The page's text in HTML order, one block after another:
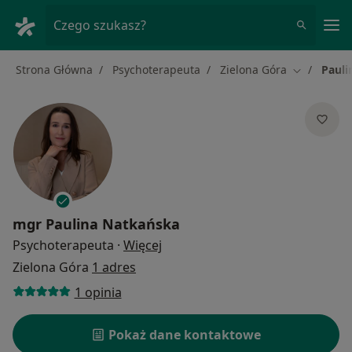
Czego szukasz?
Strona Główna Psychoterapeuta Zielona Góra Zmień
mgr Paulina Natkańska
Psychoterapeuta · Więcej
Zielona Góra 1 adres
1 opinia
Pokaż dane kontaktowe